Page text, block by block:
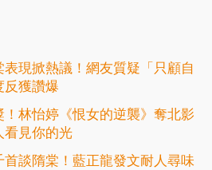
表現掀熱議！網友質疑「只顧自
反獲讚爆
林怡婷《恨女的逆襲》奪北影
看見你的光
首談隋棠！藍正龍發文耐人尋味